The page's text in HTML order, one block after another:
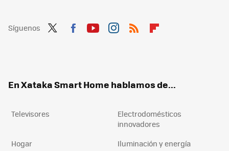
Síguenos
En Xataka Smart Home hablamos de...
Televisores
Electrodomésticos
innovadores
Hogar
Iluminación y energía